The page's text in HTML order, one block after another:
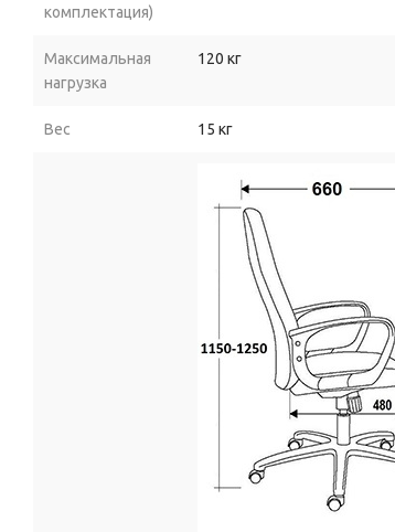
комплектация)
Максимальная
нагрузка
120 кг
Вес 15 кг